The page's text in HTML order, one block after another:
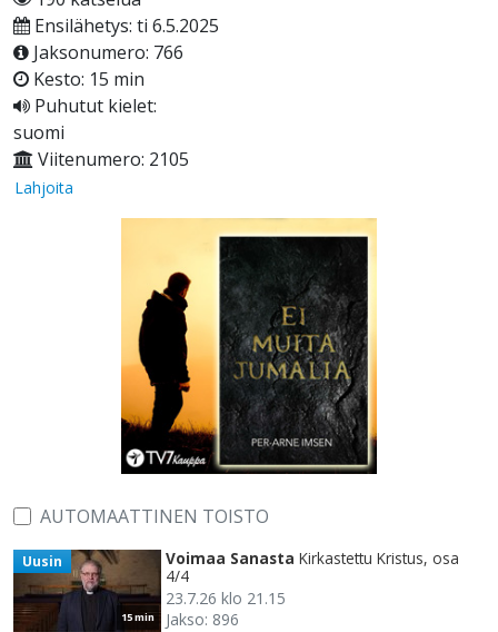
Ensilähetys: ti 6.5.2025
Jaksonumero: 766
Kesto: 15 min
Puhutut kielet:
suomi
Viitenumero: 2105
Lahjoita
AUTOMAATTINEN TOISTO
15 min
Uusin Voimaa Sanasta Kirkastettu Kristus, osa
4/4
23.7.26 klo 21.15
Jakso: 896